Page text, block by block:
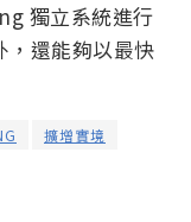
獨立系統進行
，還能夠以最快
擴增實境